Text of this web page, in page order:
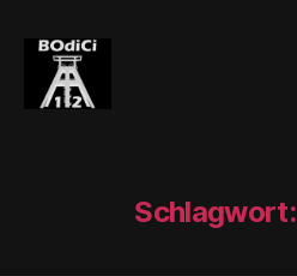
Schlagwort: